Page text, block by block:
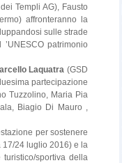
Templi AG), Fausto
affronteranno la
sulle strade
patrimonio
Laquatra (GSD
partecipazione
Tuzzolino, Maria Pia
Biagio Di Mauro ,
per sostenere
24 luglio 2016) e la
sportiva della